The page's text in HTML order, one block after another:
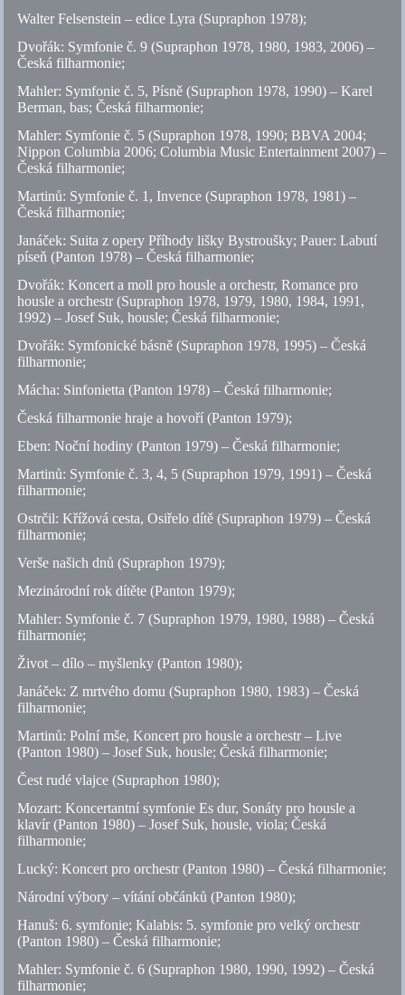
Walter Felsenstein – edice Lyra (Supraphon 1978);
Dvořák: Symfonieč. 9 (Supraphon 1978, 1980, 1983, 2006) –
Česká filharmonie;
Mahler: Symfonieč. 5, Písně (Supraphon 1978, 1990) – Karel
Berman, bas; Česká filharmonie;
Mahler: Symfonieč. 5 (Supraphon 1978, 1990; BBVA 2004;
Nippon Columbia 2006; Columbia Music Entertainment 2007) –
Česká filharmonie;
Martinů: Symfonieč. 1, Invence (Supraphon 1978, 1981) –
Česká filharmonie;
Janáček: Suita z opery Příhody lišky Bystroušky; Pauer: Labutí
píseň (Panton 1978) – Česká filharmonie;
Dvořák: Koncert a moll pro housle a orchestr, Romance pro
housle a orchestr (Supraphon 1978, 1979, 1980, 1984, 1991,
1992) – Josef Suk, housle; Česká filharmonie;
Dvořák: Symfonické básně (Supraphon 1978, 1995) – Česká
filharmonie;
Mácha: Sinfonietta (Panton 1978) – Česká filharmonie;
Česká filharmonie hraje a hovoří (Panton 1979);
Eben: Noční hodiny (Panton 1979) – Česká filharmonie;
Martinů: Symfonieč. 3, 4, 5 (Supraphon 1979, 1991) – Česká
filharmonie;
Ostrčil: Křížová cesta, Osiřelo dítě (Supraphon 1979) – Česká
filharmonie;
Verše našich dnů (Supraphon 1979);
Mezinárodní rok dítěte (Panton 1979);
Mahler: Symfonieč. 7 (Supraphon 1979, 1980, 1988) – Česká
filharmonie;
Život – dílo – myšlenky (Panton 1980);
Janáček: Z mrtvého domu (Supraphon 1980, 1983) – Česká
filharmonie;
Martinů: Polní mše, Koncert pro housle a orchestr – Live
(Panton 1980) – Josef Suk, housle; Česká filharmonie;
Čest rudé vlajce (Supraphon 1980);
Mozart: Koncertantní symfonie Es dur, Sonáty pro housle a
klavír (Panton 1980) – Josef Suk, housle, viola; Česká
filharmonie;
Lucký: Koncert pro orchestr (Panton 1980) – Česká filharmonie;
Národní výbory – vítání občánků (Panton 1980);
Hanuš: 6. symfonie; Kalabis: 5. symfonie pro velký orchestr
(Panton 1980) – Česká filharmonie;
Mahler: Symfonieč. 6 (Supraphon 1980, 1990, 1992) – Česká
filharmonie;